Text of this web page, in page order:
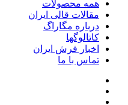
همه محصولات
مقالات قالی ایران
درباره مگاراگ
کاتالوگها
اخبار فرش ایران
تماس با ما